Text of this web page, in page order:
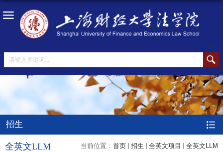
招生
当前位置： 首页 招生 全英文项目 全英文LLM
全英文LLM